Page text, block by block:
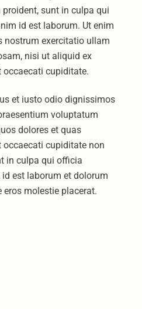
sunt in culpa qui
id est laborum. Ut enim
nostrum exercitatio ullam
nisi ut aliquid ex
cupiditate.
et iusto odio dignissimos
voluptatum
dolores et quas
cupiditate non
in culpa qui officia
est laborum et dolorum
molestie placerat.